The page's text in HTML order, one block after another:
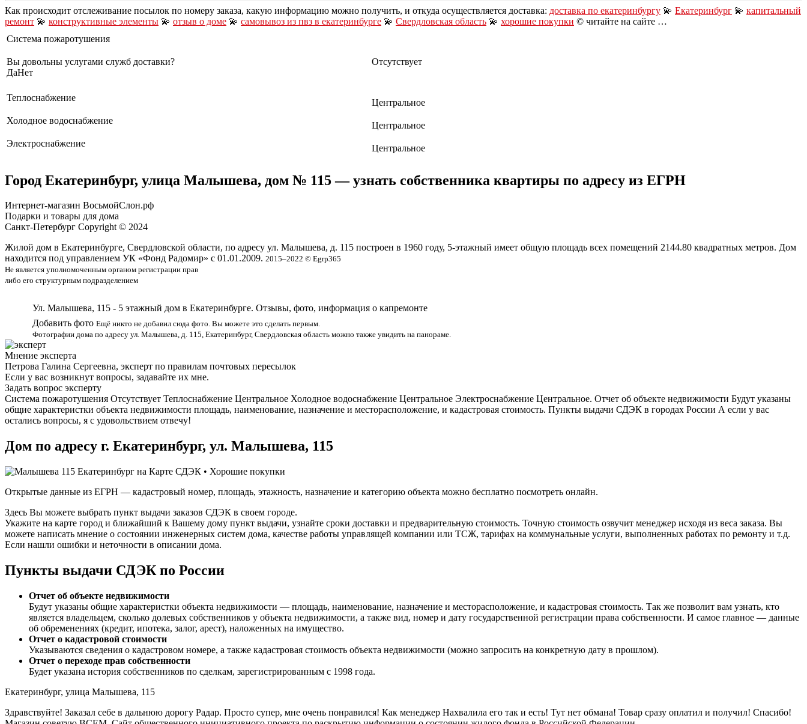
Как происходит отслеживание посылок по номеру заказа, какую информацию можно получить, и откуда осуществляется доставка: доставка по екатеринбургу 💫 Екатеринбург 💫 капитальный
ремонт 💫 конструктивные элементы 💫 отзыв о доме 💫 самовывоз из пвз в екатеринбурге 💫 Свердловская область 💫 хорошие покупки © читайте на сайте …
Система пожаротушения
Вы довольны услугами служб доставки?
ДаНет
Отсутствует
Теплоснабжение
Центральное
Холодное водоснабжение
Центральное
Электроснабжение
Центральное
Город Екатеринбург, улица Малышева, дом № 115 — узнать собственника квартиры по адресу из ЕГРН
Интернет-магазин ВосьмойСлон.рф
Подарки и товары для дома
Санкт-Петербург Сopyright © 2024
Жилой дом в Екатеринбурге, Свердловской области, по адресу ул. Малышева, д. 115 построен в 1960 году, 5-этажный имеет общую площадь всех помещений 2144.80 квадратных метров. Дом
находится под управлением УК «Фонд Радомир» с 01.01.2009. 2015–2022 © Egrp365
Не является уполномоченным органом регистрации прав
либо его структурным подразделением
Ул. Малышева, 115 - 5 этажный дом в Екатеринбурге. Отзывы, фото, информация о капремонте
Добавить фото Ещё никто не добавил сюда фото. Вы можете это сделать первым.
Фотографии дома по адресу ул. Малышева, д. 115, Екатеринбург, Свердловская область можно также увидить на панораме.
Мнение эксперта
Петрова Галина Сергеевна, эксперт по правилам почтовых пересылок
Если у вас возникнут вопросы, задавайте их мне.
Задать вопрос эксперту
Система пожаротушения Отсутствует Теплоснабжение Центральное Холодное водоснабжение Центральное Электроснабжение Центральное. Отчет об объекте недвижимости Будут указаны
общие характеристки объекта недвижимости площадь, наименование, назначение и месторасположение, и кадастровая стоимость. Пункты выдачи СДЭК в городах России А если у вас
остались вопросы, я с удовольствием отвечу!
Дом по адресу г. Екатеринбург, ул. Малышева, 115
Открытые данные из ЕГРН — кадастровый номер, площадь, этажность, назначение и категорию объекта можно бесплатно посмотреть онлайн.
Здесь Вы можете выбрать пункт выдачи заказов СДЭК в своем городе.
Укажите на карте город и ближайший к Вашему дому пункт выдачи, узнайте сроки доставки и предварительную стоимость. Точную стоимость озвучит менеджер исходя из веса заказа. Вы
можете написать мнение о состоянии инженерных систем дома, качестве работы управлящей компании или ТСЖ, тарифах на коммунальные услуги, выполненных работах по ремонту и т.д.
Если нашли ошибки и неточности в описании дома.
Пункты выдачи СДЭК по России
Отчет об объекте недвижимости
Будут указаны общие характеристки объекта недвижимости — площадь, наименование, назначение и месторасположение, и кадастровая стоимость. Так же позволит вам узнать, кто
является владельцем, сколько долевых собственников у объекта недвижимости, а также вид, номер и дату государственной регистрации права собственности. И самое главное — данные
об обременениях (кредит, ипотека, залог, арест), наложенных на имущество.
Отчет о кадастровой стоимости
Указываются сведения о кадастровом номере, а также кадастровая стоимость объекта недвижимости (можно запросить на конкретную дату в прошлом).
Отчет о переходе прав собственности
Будет указана история собственников по сделкам, зарегистрированным с 1998 года.
Екатеринбург, улица Малышева, 115
Здравствуйте! Заказал себе в дальнюю дорогу Радар. Просто супер, мне очень понравился! Как менеджер Нахвалила его так и есть! Тут нет обмана! Товар сразу оплатил и получил! Спасибо!